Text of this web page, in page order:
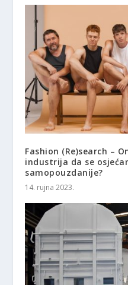
Fashion (Re)search –
industrija da se
samopouzdanije?
14. rujna 2023.